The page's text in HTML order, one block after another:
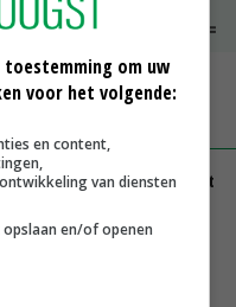
€ 6,05
leden op Brabants protest
Huizinga: ‘Bezoek van
om uw
voor het volgende:
en content,
van diensten
en/of openen